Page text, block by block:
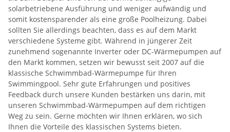
solarbetriebene Ausführung und weniger aufwändig und
somit kostensparender als eine große Poolheizung. Dabei
sollten Sie allerdings beachten, dass es auf dem Markt
verschiedene Systeme gibt. Während in jüngerer Zeit
zunehmend sogenannte Inverter oder DC-Wärmepumpen auf
den Markt kommen, setzen wir bewusst seit 2007 auf die
klassische Schwimmbad-Wärmepumpe für Ihren
Swimmingpool. Sehr gute Erfahrungen und positives
Feedback durch unsere Kunden bestärken uns darin, mit
unseren Schwimmbad-Wärmepumpen auf dem richtigen
Weg zu sein. Gerne möchten wir Ihnen erklären, wo sich
Ihnen die Vorteile des klassischen Systems bieten.